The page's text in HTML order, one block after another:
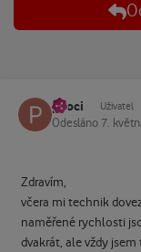
pkoci Uživatel
Odesláno 7.
Zdravím,
včera mi technik
naměřené rychlosti
dvakrát, ale vždy